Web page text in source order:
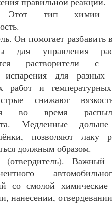
Этот тип химии
Он помогает разбавить
для управления
растворители с
испарения для разных
работ и
снижают
во время
Медленные
позволяют лаку
должным образом.
(отвердитель). Важный
со смолой химические
нанесении,